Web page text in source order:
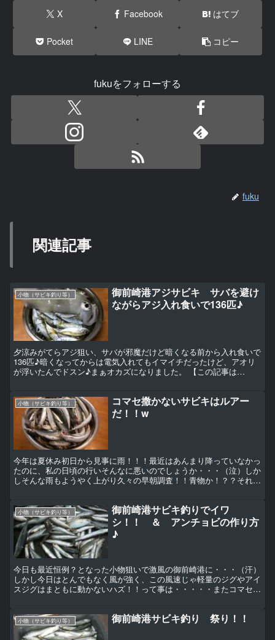
X Facebook はてブ
Pocket LINE コピー
fukuをフォローする
fuku
関連記事
小物（サビキ釣り等）
御前崎港アジサビキ サバを避け
ながらアジ入れ食いで136匹♪
夕涼みがてらアジ狙い、サバが邪魔だけど暗くなる前から入れ食いで
136匹♪暗くなってからは電気入れてもイマイチだったけど、アオリ
が浮いたんでドスン♪まぁオカズになりました。 【この記事は
小物（サビキ釣り等）
コマセ撒かないサビキはルアー
だ！！w
今年は夏休み初日から見事に雨！！！最近はあんまり降っていなかっ
たのに、私の日頃の行いそんなに悪いのでしょうか・・・（泣）しか
しそんな雨もようやく上がり久々の早朝調査！！青物か！？？それと
小物（サビキ釣り等）
御前崎港サビキ釣りでイワ
シ！！ ＆ アンチョビの作り方
♪
今日も最近恒例？となった小物狙いで激風の御前崎港に・・・（汗）
しかし今日はとんでもなく風が強く、この風速じゃ軽量のジグやアイ
スジグはまともに動かないハズ！！って事は・・・・・またコマセを
小物（サビキ釣り等） 御前崎港サビキ釣り 祭り！！